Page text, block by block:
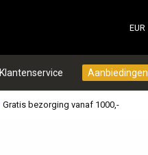
EUR
Klantenservice Aanbiedingen
Gratis bezorging vanaf 1000,-